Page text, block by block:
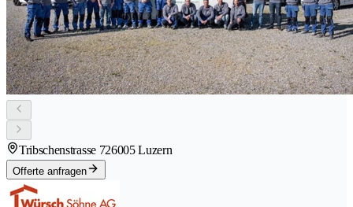
Tribschenstrasse 726005 Luzern
Offerte anfragen